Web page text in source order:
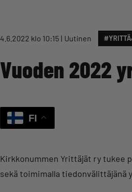
4.6.2022 klo 10:15 Uutinen
Vuoden 2022
FI
Kirkkonummen Yrittäjät ry tukee
sekä toimimalla tiedonvälittäjänä